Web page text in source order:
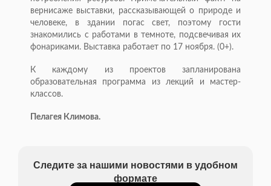
вернисаже выставки, рассказывающей о природе и
человеке, в здании погас свет, поэтому гости
знакомились с работами в темноте, подсвечивая их
фонариками. Выставка работает по 17 ноября. (0+).
К каждому из проектов запланирована
образовательная программа из лекций и мастер-
классов.
Пелагея Климова.
Следите за нашими новостями в удобном
формате